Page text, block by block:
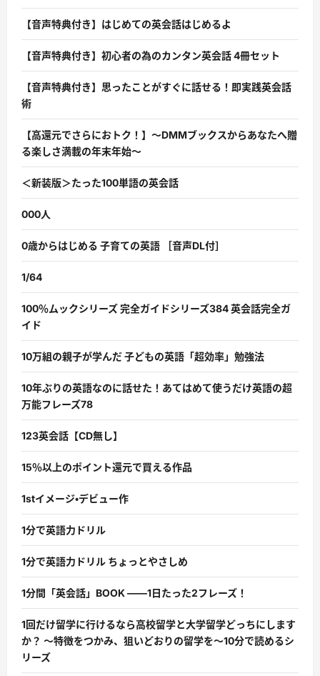
【音声特典付き】はじめての英会話はじめるよ
【音声特典付き】初心者の為のカンタン英会話 4冊セット
【音声特典付き】思ったことがすぐに話せる！即実践英会話
術
【高還元でさらにおトク！】〜DMMブックスからあなたへ贈
る楽しさ満載の年末年始〜
＜新装版＞たった100単語の英会話
000人
0歳からはじめる 子育ての英語 ［音声DL付］
1/64
100％ムックシリーズ 完全ガイドシリーズ384 英会話完全ガ
イド
10万組の親子が学んだ 子どもの英語「超効率」勉強法
10年ぶりの英語なのに話せた！あてはめて使うだけ英語の超
万能フレーズ78
123英会話【CD無し】
15％以上のポイント還元で買える作品
1stイメージ・デビュー作
1分で英語力ドリル
1分で英語力ドリル ちょっとやさしめ
1分間「英会話」BOOK ――1日たった2フレーズ！
1回だけ留学に行けるなら高校留学と大学留学どっちにします
か？ 〜特徴をつかみ、狙いどおりの留学を〜10分で読めるシ
リーズ